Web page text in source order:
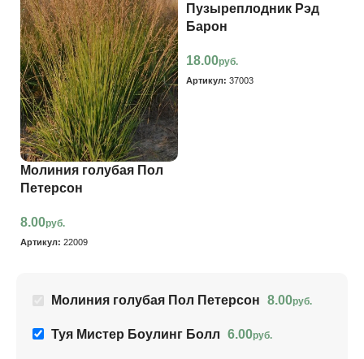
Молиния голубая Пол
Петерсон
8.00руб.
Артикул: 22009
Пузыреплодник Рэд
Барон
18.00руб.
Артикул: 37003
Молиния голубая Пол Петерсон 8.00руб.
Туя Мистер Боулинг Болл 6.00руб.